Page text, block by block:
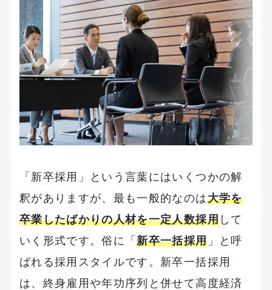
「新卒採用」という言葉にはいくつかの解
釈がありますが、最も一般的なのは大学を
卒業したばかりの人材を一定人数採用して
いく形式です。俗に「新卒一括採用」と呼
ばれる採用スタイルです。新卒一括採用
は、終身雇用や年功序列と併せて高度経済